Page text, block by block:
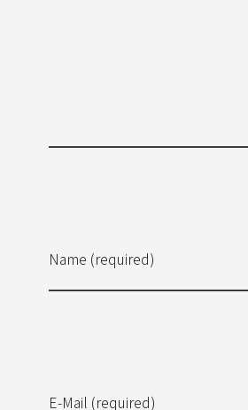
Name (required)
E-Mail (required)